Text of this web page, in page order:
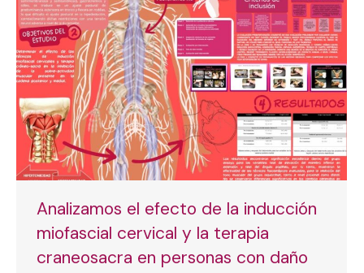
Analizamos el efecto de la inducción
miofascial cervical y la terapia
craneosacra en personas con daño